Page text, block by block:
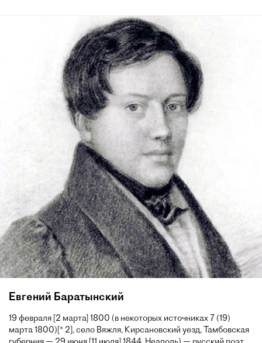
Евгений Баратынский
19 февраля [2 марта] 1800 (в некоторых источниках 7 (19)
марта 1800)[* 2], село Вяжля, Кирсановский уезд, Тамбовская